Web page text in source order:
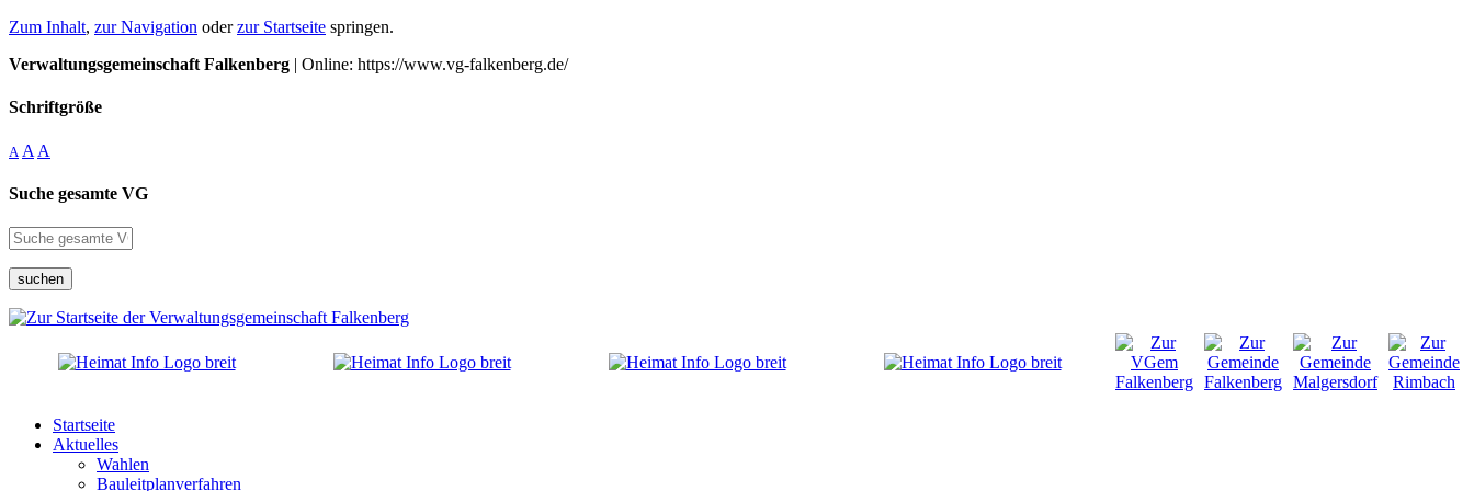
Zum Inhalt, zur Navigation oderzur Startseite springen.
Verwaltungsgemeinschaft Falkenberg | Online: https://www.vg-falkenberg.de/
Schriftgröße
A A A
Suche gesamte VG
suchen
Startseite
Aktuelles
Wahlen
Bauleitplanverfahren